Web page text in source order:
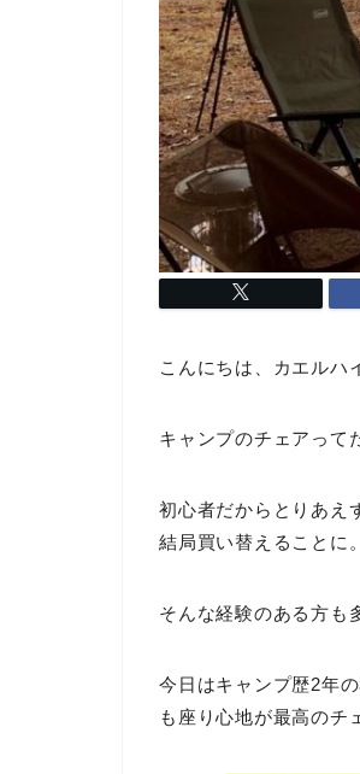
こんにちは、カエルハ
キャンプのチェアって
初心者だからとりあえ
結局買い替えることに。
そんな経験のある方も
今日はキャンプ歴2年
も座り心地が最高のチ